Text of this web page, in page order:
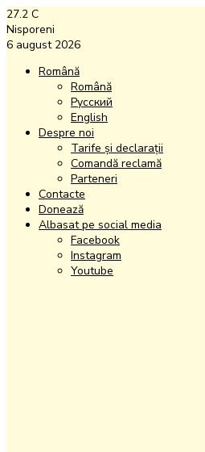
27.2 C
Nisporeni
6 august 2026
Română
Română
Русский
English
Despre noi
Tarife și declarații
Comandă reclamă
Parteneri
Contacte
Donează
Albasat pe social media
Facebook
Instagram
Youtube